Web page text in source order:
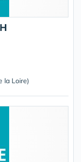
la Loire)